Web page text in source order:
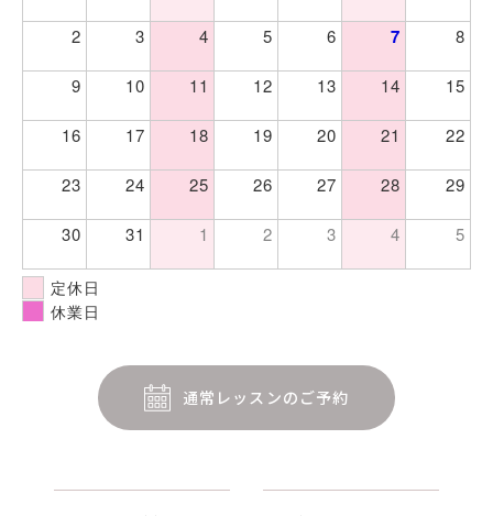
2 3 4 5 6 7 8
9 10 11 12 13 14 15
16 17 18 19 20 21 22
23 24 25 26 27 28 29
30 31 1 2 3 4 5
定休日
休業日
通常レッスンのご予約